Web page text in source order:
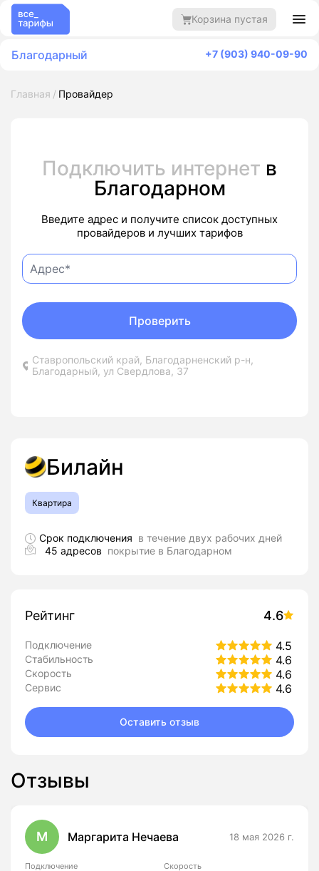
Корзина пустая
Благодарный +7 (903) 940-09-90
Главная Провайдер
Подключить интернет в
Благодарном
Введите адрес и получите список доступных
провайдеров и лучших тарифов
Ставропольский край, Благодарненский р-н,
Благодарный, ул Свердлова, 37
Проверить
Билайн
Квартира
Срок подключения в течение двух рабочих дней
45 адресов покрытие в Благодарном
Рейтинг 4.6
Подключение 4.5
Стабильность 4.6
Скорость 4.6
Сервис 4.6
Оставить отзыв
Отзывы
М Маргарита Нечаева 18 мая 2026 г.
Подключение Скорость